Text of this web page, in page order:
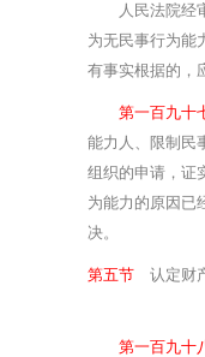
人民法院经审
为无民事行为能
有事实根据的，
第一百九十
能力人、限制民
组织的申请，证
为能力的原因已
决。
第五节 认定财
第一百九十